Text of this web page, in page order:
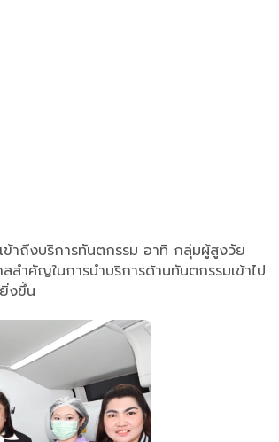
ข้าถึงบริการทันตกรรม อาทิ กลุ่มผู้สูงวัย
ำคัญในการนำบริการด้านทันตกรรมเข้าไป
งขึ้น